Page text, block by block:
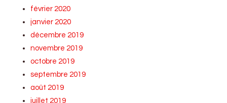
février 2020
janvier 2020
décembre 2019
novembre 2019
octobre 2019
septembre 2019
août 2019
juillet 2019